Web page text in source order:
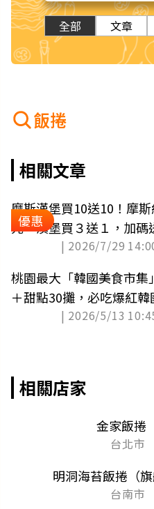
全部 文章
飯捲
相關文章
優惠
摩斯漢堡買10送10！摩
元、漢堡買３送１，加碼
| 2026/7/29
桃園最大「韓國美食市集
＋甜點30攤，必吃爆紅
| 2026/5/13
相關店家
金家飯捲
台北市
明洞海苔飯捲（旗
台南市